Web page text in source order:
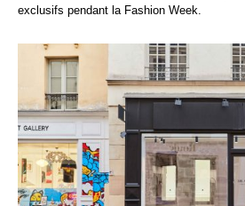
exclusifs pendant la Fashion Week.